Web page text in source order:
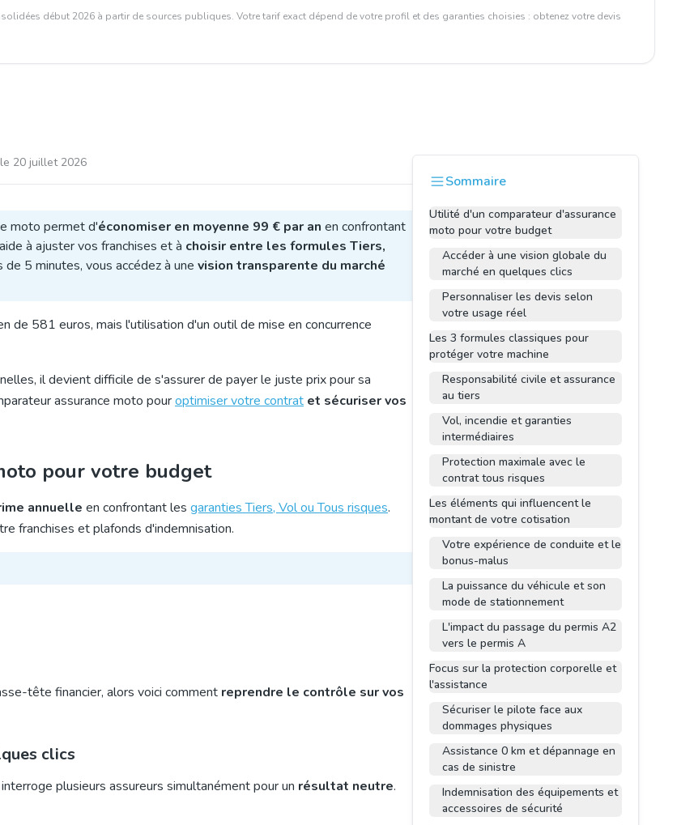
début 2026 à partir de sources publiques. Votre tarif exact dépend de votre profil et des garanties choisies : obtenez votre devis
20 juillet 2026
moto permet d'économiser en moyenne 99 € par an en confrontant
à ajuster vos franchises et à choisir entre les formules Tiers,
5 minutes, vous accédez à une vision transparente du marché
de 581 euros, mais l'utilisation d'un outil de mise en concurrence
il devient difficile de s'assurer de payer le juste prix pour sa
assurance moto pouroptimiser votre contrat et sécuriser vos
pour votre budget
annuelle en confrontant les garanties Tiers, Vol ou Tous risques.
franchises et plafonds d'indemnisation.
tête financier, alors voici comment reprendre le contrôle sur vos
clics
plusieurs assureurs simultanément pour un résultat neutre.
Sommaire
Utilité d'un comparateur d'assurance
moto pour votre budget
Accéder à une vision globale du
marché en quelques clics
Personnaliser les devis selon
votre usage réel
Les 3 formules classiques pour
protéger votre machine
Responsabilité civile et assurance
au tiers
Vol, incendie et garanties
intermédiaires
Protection maximale avec le
contrat tous risques
Les éléments qui influencent le
montant de votre cotisation
Votre expérience de conduite et le
bonus-malus
La puissance du véhicule et son
mode de stationnement
L'impact du passage du permis A2
vers le permis A
Focus sur la protection corporelle et
l'assistance
Sécuriser le pilote face aux
dommages physiques
Assistance 0 km et dépannage en
cas de sinistre
Indemnisation des équipements et
accessoires de sécurité